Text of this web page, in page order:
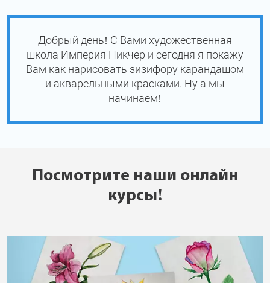
Добрый день! С Вами художественная
школа Империя Пикчер и сегодня я покажу
Вам как нарисовать зизифору карандашом
и акварельными красками. Ну а мы
начинаем!
Посмотрите наши онлайн
курсы!